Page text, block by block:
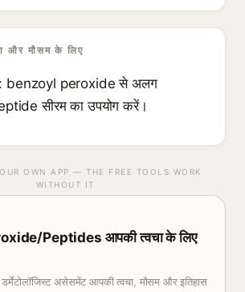
और मौसम के लिए
benzoyl peroxide से अलग
सीरम का उपयोग करें।
OWN APP — THE FREE TOOLS WORK
WITHOUT IT
Peptides आपकी त्वचा के लिए
असेसमेंट आपकी त्वचा, मौसम और इतिहास